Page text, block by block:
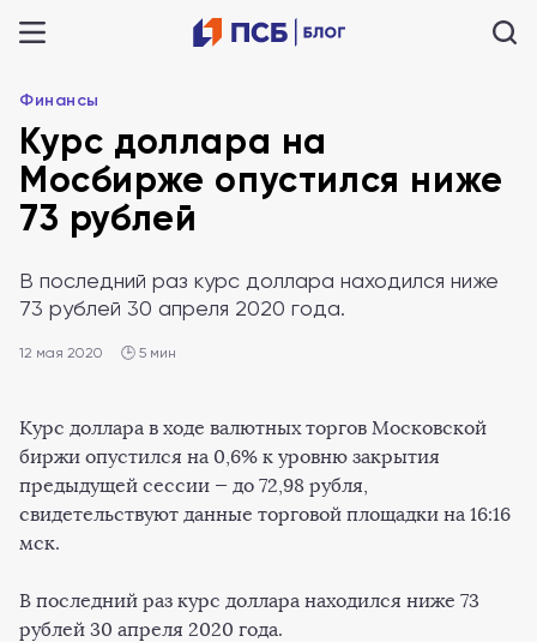
Финансы
Курс доллара на
Мосбирже опустился ниже
73 рублей
В последний раз курс доллара находился ниже
73 рублей 30 апреля 2020 года.
12 мая 2020 🕒 5 мин
Курс доллара в ходе валютных торгов Московской
биржи опустился на 0,6% к уровню закрытия
предыдущей сессии — до 72,98 рубля,
свидетельствуют данные торговой площадки на 16:16
мск.
В последний раз курс доллара находился ниже 73
рублей 30 апреля 2020 года.